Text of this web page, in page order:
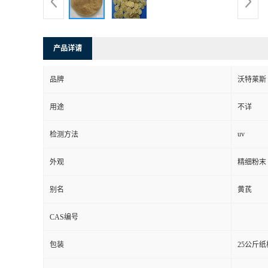
产品详请
品牌 沃特莱斯
用途 不详
检测方法 uv
外观 精细粉末
别名 黄芪
CAS编号
包装 25公斤